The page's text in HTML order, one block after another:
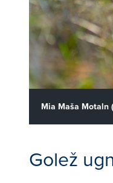
Mia Maša Motaln
Golež